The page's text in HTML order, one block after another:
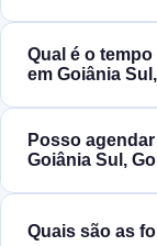
Qual é o
em Goiânia
Posso
Goiânia Sul,
Quais são as